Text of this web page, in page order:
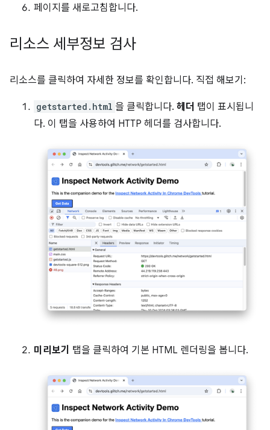
페이지를 새로고침합니다.
리소스 세부정보 검사
리소스를 클릭하여 자세한 정보를 확인합니다. 직접 해보기:
getstarted.html 을 클릭합니다. 헤더 탭이 표시됩니
다. 이 탭을 사용하여 HTTP 헤더를 검사합니다.
미리보기 탭을 클릭하여 기본 HTML 렌더링을 봅니다.